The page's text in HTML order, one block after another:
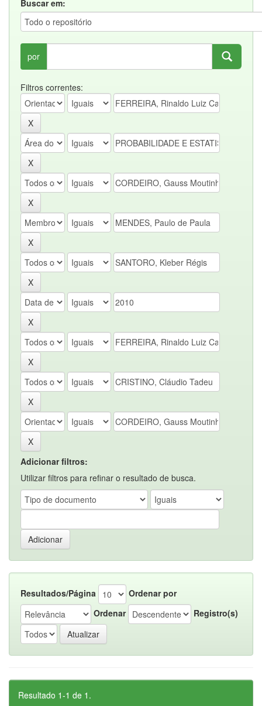
Buscar em:
por
Filtros correntes:
Adicionar filtros:
Utilizar filtros para refinar o resultado de busca.
Resultados/Página
Ordenar por
Ordenar
Registro(s)
Resultado 1-1 de 1.